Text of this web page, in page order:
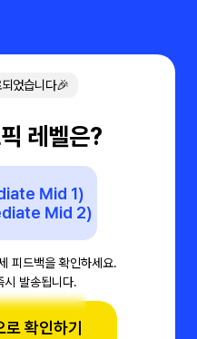
었습니다🎉
레벨은?
Mid 1)
Mid 2)
피드백을 확인하세요.
시 발송됩니다.
확인하기